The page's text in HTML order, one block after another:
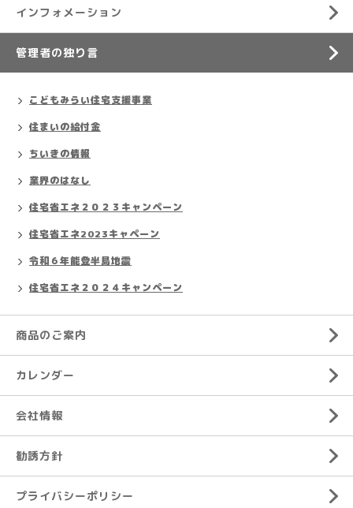
インフォメーション
管理者の独り言
こどもみらい住宅支援事業
住まいの給付金
ちいきの情報
業界のはなし
住宅省エネ２０２３キャンペーン
住宅省エネ2023キャペーン
令和６年能登半島地震
住宅省エネ２０２４キャンペーン
商品のご案内
カレンダー
会社情報
勧誘方針
プライバシーポリシー